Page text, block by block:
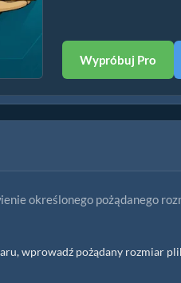
Wypróbuj Pro
określonego pożądanego
wprowadź pożądany rozmiar